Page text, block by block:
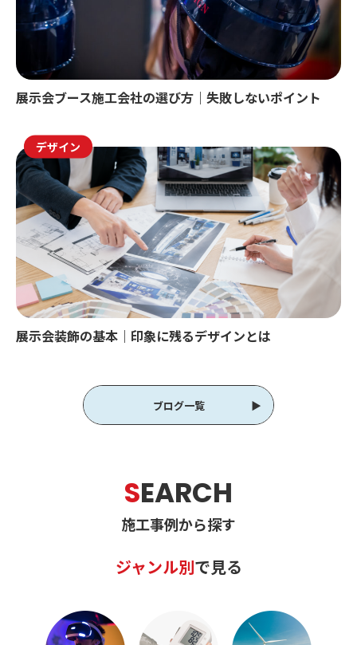
展示会ブース施工会社の選び方｜失敗しないポイント
デザイン
展示会装飾の基本｜印象に残るデザインとは
ブログ一覧
SEARCH
施工事例から探す
ジャンル別で見る